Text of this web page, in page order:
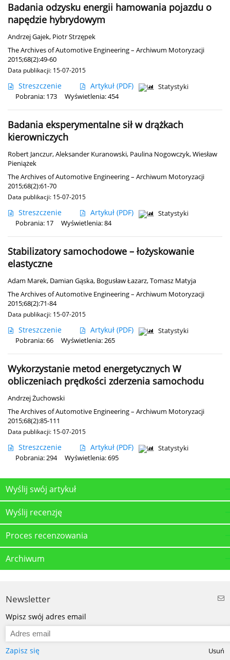
Badania odzysku energii hamowania pojazdu o
napędzie hybrydowym
Andrzej Gajek, Piotr Strzępek
The Archives of Automotive Engineering – Archiwum Motoryzacji
2015;68(2):49-60
Data publikacji: 15-07-2015
Streszczenie Artykuł (PDF)
Statystyki
Pobrania: 173
Wyświetlenia: 454
Badania eksperymentalne sił w drążkach
kierowniczych
Robert Janczur,Aleksander Kuranowski, Paulina Nogowczyk,Wiesław
Pieniążek
The Archives of Automotive Engineering – Archiwum Motoryzacji
2015;68(2):61-70
Data publikacji: 15-07-2015
Streszczenie Artykuł (PDF)
Statystyki
Pobrania: 17
Wyświetlenia: 84
Stabilizatory samochodowe – łożyskowanie
elastyczne
Adam Marek, Damian Gąska, Bogusław Łazarz,Tomasz Matyja
The Archives of Automotive Engineering – Archiwum Motoryzacji
2015;68(2):71-84
Data publikacji: 15-07-2015
Streszczenie Artykuł (PDF)
Statystyki
Pobrania: 66
Wyświetlenia: 265
Wykorzystanie metod energetycznych W
obliczeniach prędkości zderzenia samochodu
Andrzej Żuchowski
The Archives of Automotive Engineering – Archiwum Motoryzacji
2015;68(2):85-111
Data publikacji: 15-07-2015
Streszczenie Artykuł (PDF)
Statystyki
Pobrania: 294
Wyświetlenia: 695
Wyślij swój artykuł
Wyślij recenzję
Proces recenzowania
Archiwum
Newsletter
Wpisz swój adres email
Zapisz się Usuń